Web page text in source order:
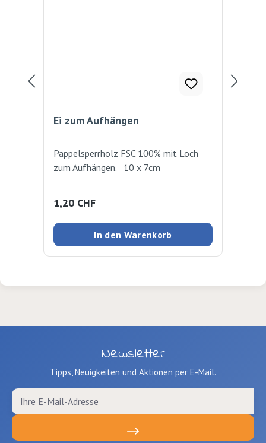
Ei zum Aufhängen
Pappelsperrholz FSC 100% mit Loch
zum Aufhängen. 10 x 7cm
Regulärer Preis:
1,20 CHF
In den Warenkorb
Newsletter
Tipps, Neuigkeiten und Aktionen per E-Mail.